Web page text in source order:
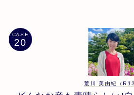
CASE
荒川 美由紀（R13